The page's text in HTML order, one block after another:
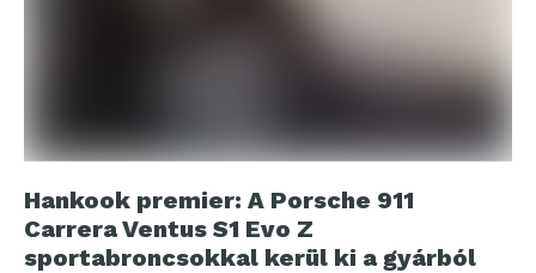
Hankook premier: A Porsche 911
Carrera Ventus S1 Evo Z
sportabroncsokkal kerül ki a gyárból